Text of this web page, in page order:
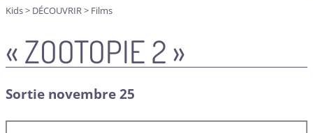
Kids> DÉCOUVRIR> Films
« ZOOTOPIE 2 »
Sortie novembre 25